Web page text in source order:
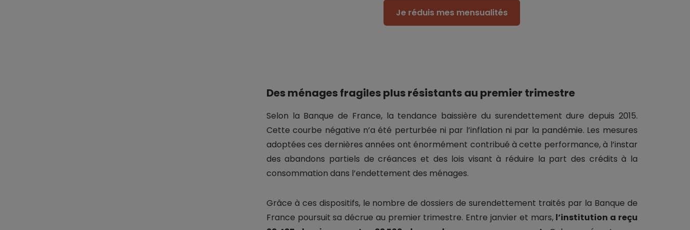
Je réduis mes mensualités
Des ménages fragiles plus résistants au premier trimestre
Selon la Banque de France, la tendance baissière du surendettement dure depuis 2015.
Cette courbe négative n’a été perturbée ni par l’inflation ni par la pandémie. Les mesures
adoptées ces dernières années ont énormément contribué à cette performance, à l’instar
des abandons partiels de créances et des lois visant à réduire la part des crédits à la
consommation dans l’endettement des ménages.
Grâce à ces dispositifs, le nombre de dossiers de surendettement traités par la Banque de
France poursuit sa décrue au premier trimestre. Entre janvier et mars, l’institution a reçu